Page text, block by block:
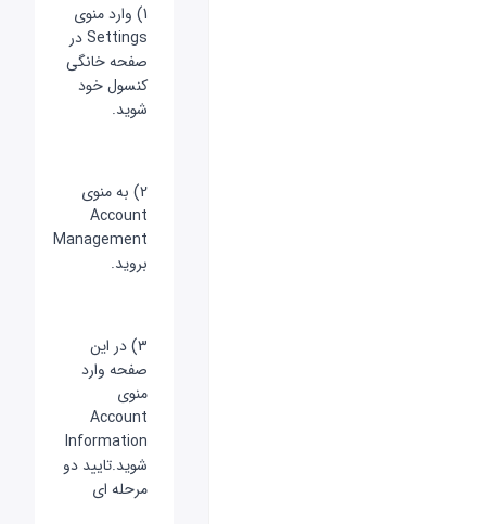
1) وارد منوی
Settings در
صفحه خانگی
کنسول خود
شوید.
2) به منوی
Account
Management
بروید.
3) در این
صفحه وارد
منوی
Account
Information
شوید.تایید دو
مرحله ای